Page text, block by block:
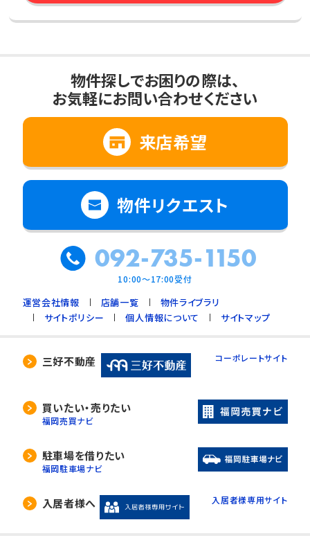
物件探しでお困りの際は、
お気軽にお問い合わせください
来店希望
物件リクエスト
092-735-1150
10:00～17:00受付
運営会社情報 店舗一覧
物件ライブラリ
サイトポリシー
個人情報について サイトマップ
三好不動産 コーポレートサイト
買いたい・売りたい
福岡売買ナビ
駐車場を借りたい
福岡駐車場ナビ
入居者様へ 入居者様専用サイト